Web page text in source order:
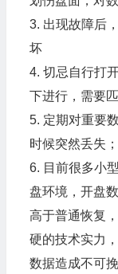
3. 出现故障后
坏
4. 切忌自行打
下进行，需要
5. 定期对重要
时候突然丢失；
6. 目前很多小
盘环境，开盘
高于普通恢复
硬的技术实力
数据造成不可